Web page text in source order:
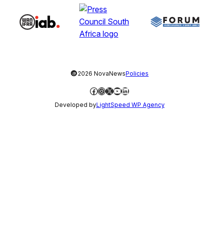
©2026 NovaNewsPolicies
Facebook
Instagram
X YouTube
LinkedIn
Developed byLightSpeed WP Agency